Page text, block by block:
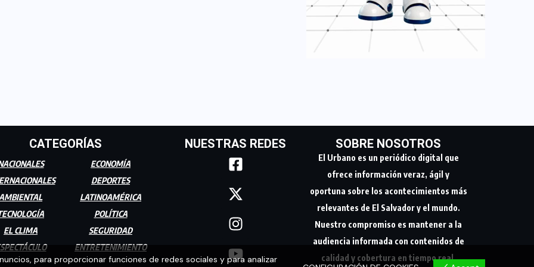
CATEGORÍAS
EL CLIMA
ECONOMÍA
DEPORTES
LATINOAMÉRICA
POLÍTICA
SEGURIDAD
ENTRETENIMIENTO
NUESTRAS REDES SOBRE NOSOTROS
El Urbano es un periódico digital que
ofrece información veraz, ágil y
oportuna sobre los acontecimientos más
relevantes de El Salvador y el mundo.
Nuestro compromiso es mantener a la
audiencia informada con contenidos de
calidad y cobertura en tiempo real.
para proporcionar funciones de redes sociales y para analizar